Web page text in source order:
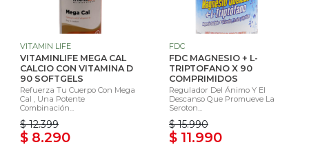
VITAMIN LIFE
VITAMINLIFE MEGA CAL
CALCIO CON VITAMINA D
90 SOFTGELS
Refuerza Tu Cuerpo Con Mega
Cal , Una Potente
Combinación...
$ 12.399
$ 8.290
FDC
FDC MAGNESIO + L-
TRIPTOFANO X 90
COMPRIMIDOS
Regulador Del Ánimo Y El
Descanso Que Promueve La
Seroton...
$ 15.990
$ 11.990